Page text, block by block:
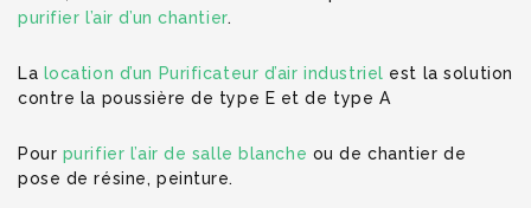
purifier l’air d’un chantier.
La location d’un Purificateur d’air industriel est la solution
contre la poussière de type E et de type A
Pour purifier l’air de salle blanche ou de chantier de
pose de résine, peinture.